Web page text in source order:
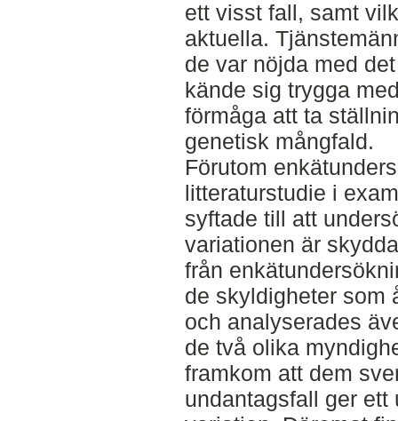
ett visst fall, samt
aktuella.
de var nöjda med
kände sig trygga
förmåga att ta
genetisk mångfald.
Förutom
litteraturstudie i
syftade till att
variationen är
från
de skyldigheter som
och analyserades
de två olika
framkom att dem
undantagsfall ger